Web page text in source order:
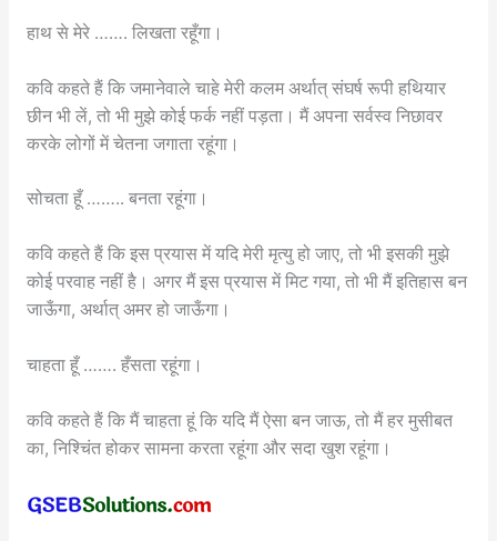
हाथ से मेरे ……. लिखता रहूँगा।
कवि कहते हैं कि जमानेवाले चाहे मेरी कलम अर्थात् संघर्ष रूपी हथियार
छीन भी लें, तो भी मुझे कोई फर्क नहीं पड़ता। मैं अपना सर्वस्व निछावर
करके लोगों में चेतना जगाता रहूंगा।
सोचता हूँ …….. बनता रहूंगा।
कवि कहते हैं कि इस प्रयास में यदि मेरी मृत्यु हो जाए, तो भी इसकी मुझे
कोई परवाह नहीं है। अगर मैं इस प्रयास में मिट गया, तो भी मैं इतिहास बन
जाऊँगा, अर्थात् अमर हो जाऊँगा।
चाहता हूँ ……. हँसता रहूंगा।
कवि कहते हैं कि मैं चाहता हूं कि यदि मैं ऐसा बन जाऊ, तो मैं हर मुसीबत
का, निश्चिंत होकर सामना करता रहूंगा और सदा खुश रहूंगा।